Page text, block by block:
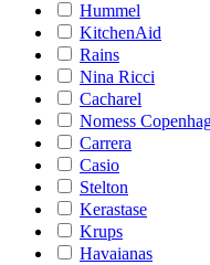
Hummel
KitchenAid
Rains
Nina Ricci
Cacharel
Nomess
Carrera
Casio
Stelton
Kerastase
Krups
Havaianas